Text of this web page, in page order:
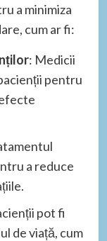
a minimiza
cum ar fi:
: Medicii
pentru
a reduce
pot fi
de viață, cum